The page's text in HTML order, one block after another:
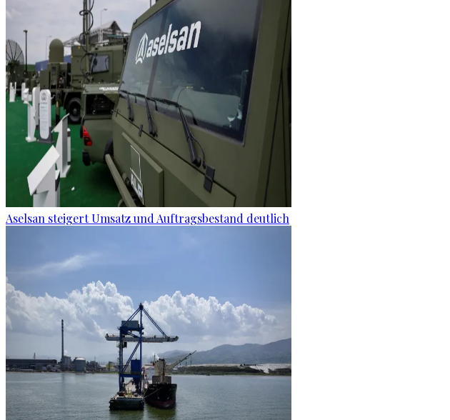
Aselsan steigert Umsatz und Auftragsbestand deutlich